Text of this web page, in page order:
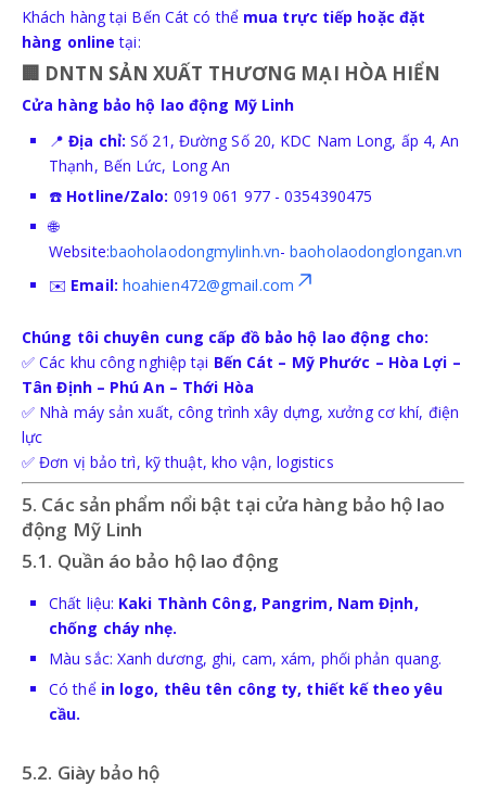
Khách hàng tại Bến Cát có thể mua trực tiếp hoặc đặt
hàng online tại:
🏢 DNTN SẢN XUẤT THƯƠNG MẠI HÒA HIỂN
Cửa hàng bảo hộ lao động Mỹ Linh
📍Địa chỉ: Số 21, Đường Số 20, KDC Nam Long, ấp 4, An
Thạnh, Bến Lức, Long An
☎️ Hotline/Zalo: 0919 061 977 - 0354390475
🌐
Website:baoholaodongmylinh.vn-baoholaodonglongan.vn
✉️ Email: hoahien472@gmail.com
Chúng tôi chuyên cung cấp đồ bảo hộ lao động cho:
✅ Các khu công nghiệp tại Bến Cát – Mỹ Phước – Hòa Lợi –
Tân Định – Phú An – Thới Hòa
✅ Nhà máy sản xuất, công trình xây dựng, xưởng cơ khí, điện
lực
✅ Đơn vị bảo trì, kỹ thuật, kho vận, logistics
5. Các sản phẩm nổi bật tại cửa hàng bảo hộ lao
động Mỹ Linh
5.1. Quần áo bảo hộ lao động
Chất liệu: Kaki Thành Công, Pangrim, Nam Định,
chống cháy nhẹ.
Màu sắc: Xanh dương, ghi, cam, xám, phối phản quang.
Có thể in logo, thêu tên công ty, thiết kế theo yêu
cầu.
5.2. Giày bảo hộ